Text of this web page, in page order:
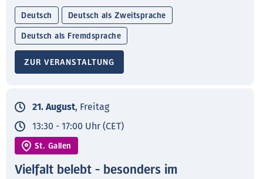
Deutsch Deutsch als Zweitsprache
Deutsch als Fremdsprache
ZUR VERANSTALTUNG
21. August, Freitag
13:30 - 17:00 Uhr (CET)
St. Gallen
Vielfalt belebt - besonders im